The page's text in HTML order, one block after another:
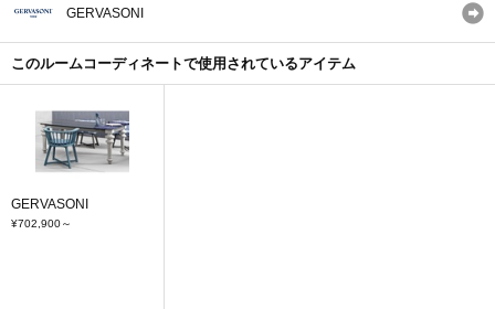
GERVASONI
このルームコーディネートで使用されているアイテム
GERVASONI
¥702,900～